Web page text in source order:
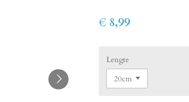
€ 8,99
Lengte